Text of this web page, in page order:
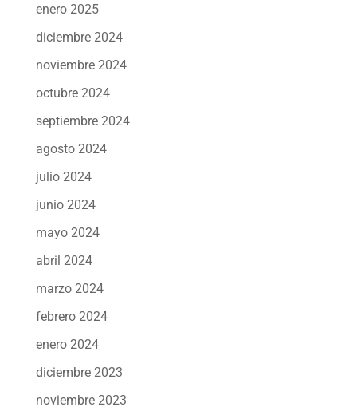
enero 2025
diciembre 2024
noviembre 2024
octubre 2024
septiembre 2024
agosto 2024
julio 2024
junio 2024
mayo 2024
abril 2024
marzo 2024
febrero 2024
enero 2024
diciembre 2023
noviembre 2023